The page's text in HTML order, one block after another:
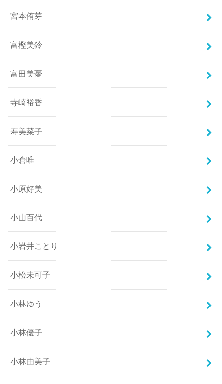
宮本侑芽
富樫美鈴
富田美憂
寺崎裕香
寿美菜子
小倉唯
小原好美
小山百代
小岩井ことり
小松未可子
小林ゆう
小林優子
小林由美子